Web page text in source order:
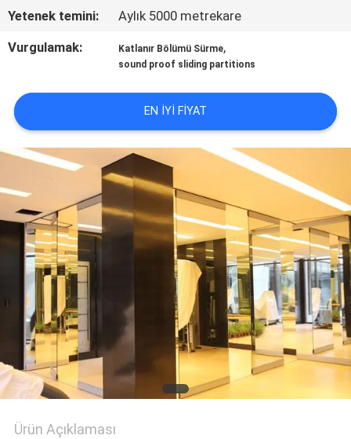
HABERLER
BIR
TEKLIF
ISTEĞI
SITE
HARITASI
PRIVACY
POLICY
Yetenek temini:
Aylık 5000 metrekare
Vurgulamak:
Katlanır Bölümü Sürme,
sound proof sliding partitions
EN IYI FIYAT
Ürün Açıklaması